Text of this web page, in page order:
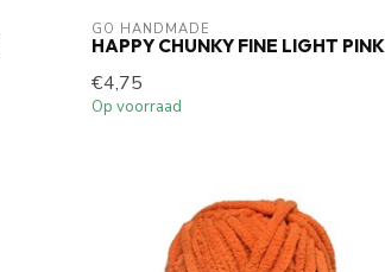
GO HANDMADE
HAPPY CHUNKY FINE LIGHT PINK
€4,75
Op voorraad